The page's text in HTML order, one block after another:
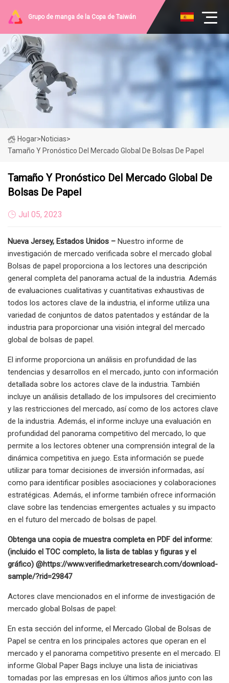
Grupo de manga de la Copa de Taiwán
Hogar>Noticias>
Tamaño Y Pronóstico Del Mercado Global De Bolsas De Papel
Tamaño Y Pronóstico Del Mercado Global De
Bolsas De Papel
Jul 05, 2023
Nueva Jersey, Estados Unidos – Nuestro informe de
investigación de mercado verificada sobre el mercado global
Bolsas de papel proporciona a los lectores una descripción
general completa del panorama actual de la industria. Además
de evaluaciones cualitativas y cuantitativas exhaustivas de
todos los actores clave de la industria, el informe utiliza una
variedad de conjuntos de datos patentados y estándar de la
industria para proporcionar una visión integral del mercado
global de bolsas de papel.
El informe proporciona un análisis en profundidad de las
tendencias y desarrollos en el mercado, junto con información
detallada sobre los actores clave de la industria. También
incluye un análisis detallado de los impulsores del crecimiento
y las restricciones del mercado, así como de los actores clave
de la industria. Además, el informe incluye una evaluación en
profundidad del panorama competitivo del mercado, lo que
permite a los lectores obtener una comprensión integral de la
dinámica competitiva en juego. Esta información se puede
utilizar para tomar decisiones de inversión informadas, así
como para identificar posibles asociaciones y colaboraciones
estratégicas. Además, el informe también ofrece información
clave sobre las tendencias emergentes actuales y su impacto
en el futuro del mercado de bolsas de papel.
Obtenga una copia de muestra completa en PDF del informe:
(incluido el TOC completo, la lista de tablas y figuras y el
gráfico) @https://www.verifiedmarketresearch.com/download-
sample/?rid=29847
Actores clave mencionados en el informe de investigación de
mercado global Bolsas de papel:
En esta sección del informe, el Mercado Global de Bolsas de
Papel se centra en los principales actores que operan en el
mercado y el panorama competitivo presente en el mercado. El
informe Global Paper Bags incluye una lista de iniciativas
tomadas por las empresas en los últimos años junto con las